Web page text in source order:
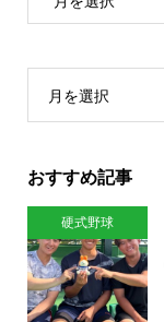
月を選択
おすすめ記事
硬式野球